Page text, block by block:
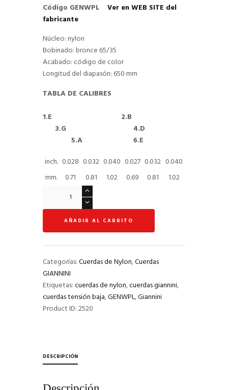
Código GENWPL Ver en WEB SITE del
fabricante
Núcleo: nylon
Bobinado: bronce 65/35
Acabado: código de color
Longitud del diapasón: 650 mm
TABLA DE CALIBRES
1.E 2.B
3.G 4.D
5.A 6.E
inch. 0.028 0.032 0.040 0.027 0.032 0.040
mm.
0.71 0.81 1.02 0.69 0.81
1.02
Nylon
Clássico
cantidad
AÑADIR AL CARRITO
Categorías:Cuerdas de Nylon,Cuerdas
GIANNINI
Etiquetas:cuerdas de nylon,cuerdas giannini,
cuerdas tensión baja,GENWPL,Giannini
Product ID:2520
DESCRIPCIÓN